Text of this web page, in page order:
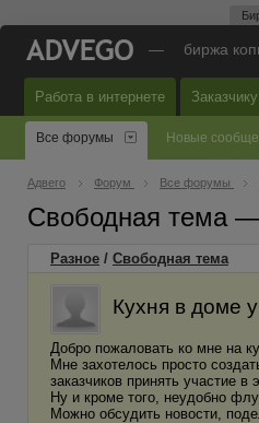
— биржа
Работа в интернете Заказчику
Все форумы Новые
Адвего Форум Все форумы
Свободная тема
Разное / Свободная тема
Кухня в доме
Добро пожаловать ко мне на
Мне захотелось просто
заказчиков принять участие в
Ну и кроме того, неудобно
Можно обсудить новости,